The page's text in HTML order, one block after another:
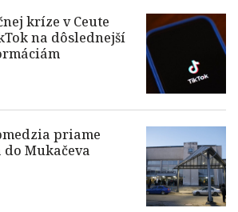
kríze v Ceute
na dôslednejší
priame
Mukačeva